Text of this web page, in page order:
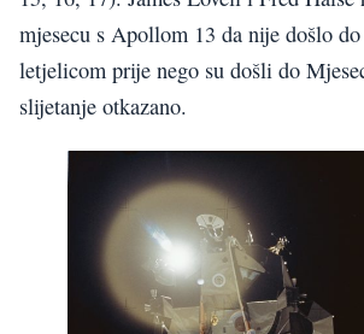
mjesecu s Apollom 13 da nije došlo
letjelicom prije nego su došli do
slijetanje otkazano.